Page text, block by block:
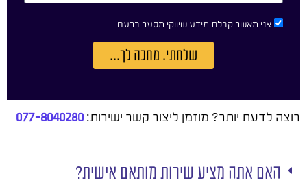
אני מאשר קבלת מידע שיווקי מסער ברעם
שלחתי. מחכה לך...
רוצה לדעת יותר? מוזמן ליצור קשר ישירות:077-8040280
האם אתה מציע שירות מותאם אישית?